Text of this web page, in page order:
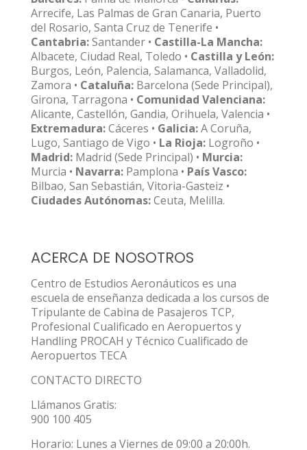
Arrecife, Las Palmas de Gran Canaria, Puerto
del Rosario, Santa Cruz de Tenerife •
Cantabria:Santander • Castilla-La Mancha:
Albacete, Ciudad Real, Toledo • Castilla y León:
Burgos, León, Palencia, Salamanca, Valladolid,
Zamora • Cataluña: Barcelona (Sede Principal),
Girona, Tarragona • Comunidad Valenciana:
Alicante, Castellón, Gandia, Orihuela, Valencia •
Extremadura:Cáceres • Galicia:A Coruña,
Lugo, Santiago de Vigo • La Rioja: Logroño •
Madrid: Madrid (Sede Principal) • Murcia:
Murcia • Navarra: Pamplona • País Vasco:
Bilbao, San Sebastián, Vitoria-Gasteiz •
Ciudades Autónomas:Ceuta, Melilla.
ACERCA DE NOSOTROS
Centro de Estudios Aeronáuticos es una
escuela de enseñanza dedicada a los cursos de
Tripulante de Cabina de Pasajeros TCP,
Profesional Cualificado en Aeropuertos y
Handling PROCAH y Técnico Cualificado de
Aeropuertos TECA
CONTACTO DIRECTO
Llámanos Gratis:
900 100 405
Horario: Lunes a Viernes de 09:00 a 20:00h.